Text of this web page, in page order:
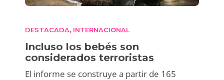
DESTACADA, INTERNACIONAL
Incluso los bebés son
considerados terroristas
El informe se construye a partir de 165